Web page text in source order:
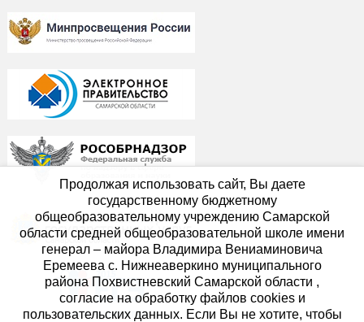
Продолжая использовать сайт, Вы даете
государственному бюджетному
общеобразовательному учреждению Самарской
области средней общеобразовательной школе имени
генерал – майора Владимира Вениаминовича
Еремеева с. Нижнеаверкино муниципального
района Похвистневский Самарской области ,
согласие на обработку файлов cookies и
пользовательских данных. Если Вы не хотите, чтобы